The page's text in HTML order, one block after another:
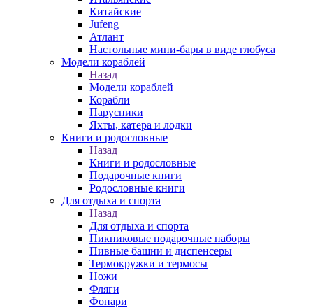
Китайские
Jufeng
Атлант
Настольные мини-бары в виде глобуса
Модели кораблей
Назад
Модели кораблей
Корабли
Парусники
Яхты, катера и лодки
Книги и родословные
Назад
Книги и родословные
Подарочные книги
Родословные книги
Для отдыха и спорта
Назад
Для отдыха и спорта
Пикниковые подарочные наборы
Пивные башни и диспенсеры
Термокружки и термосы
Ножи
Фляги
Фонари